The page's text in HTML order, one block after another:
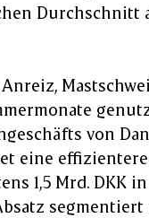
Durchschnitt
von
eine
1,5 Mrd. DKK